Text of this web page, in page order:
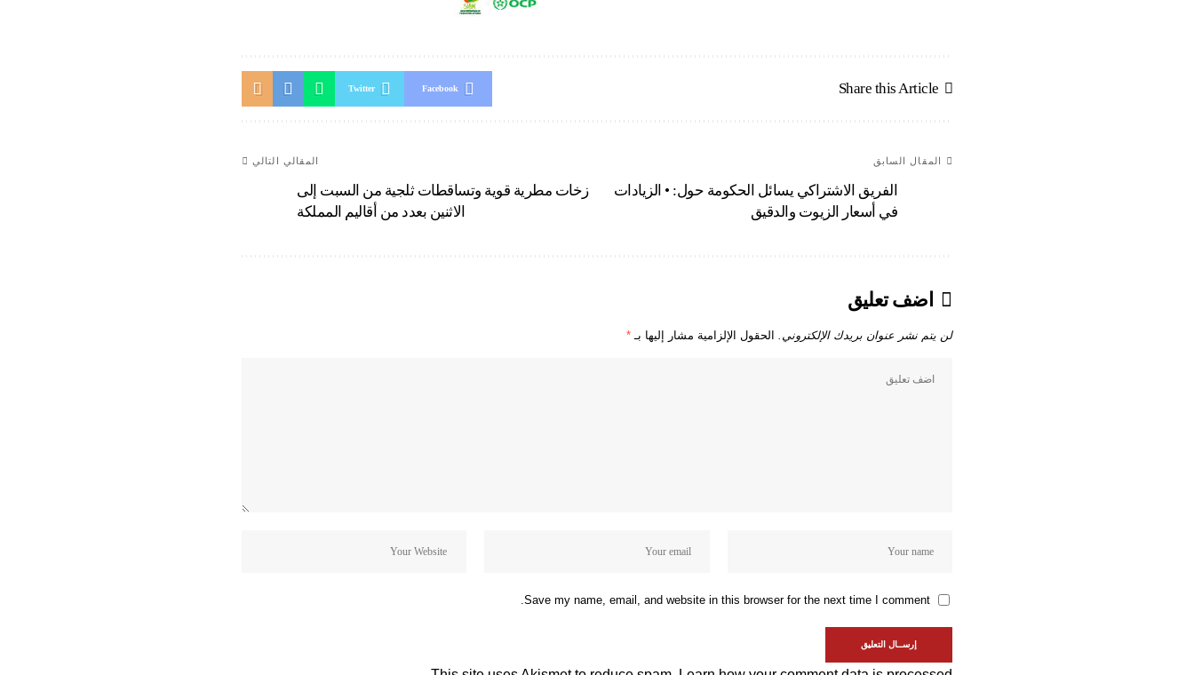
Share this Article
Facebook
Twitter
المقال السابق
الفريق الاشتراكي يسائل الحكومة حول: • الزيادات
في أسعار الزيوت والدقيق
المقالي التالي
زخات مطرية قوية وتساقطات ثلجية من السبت إلى
الاثنين بعدد من أقاليم المملكة
اضف تعليق
لن يتم نشر عنوان بريدك الإلكتروني. الحقول الإلزامية مشار إليها بـ *
Save my name, email, and website in this browser for the next time I comment.